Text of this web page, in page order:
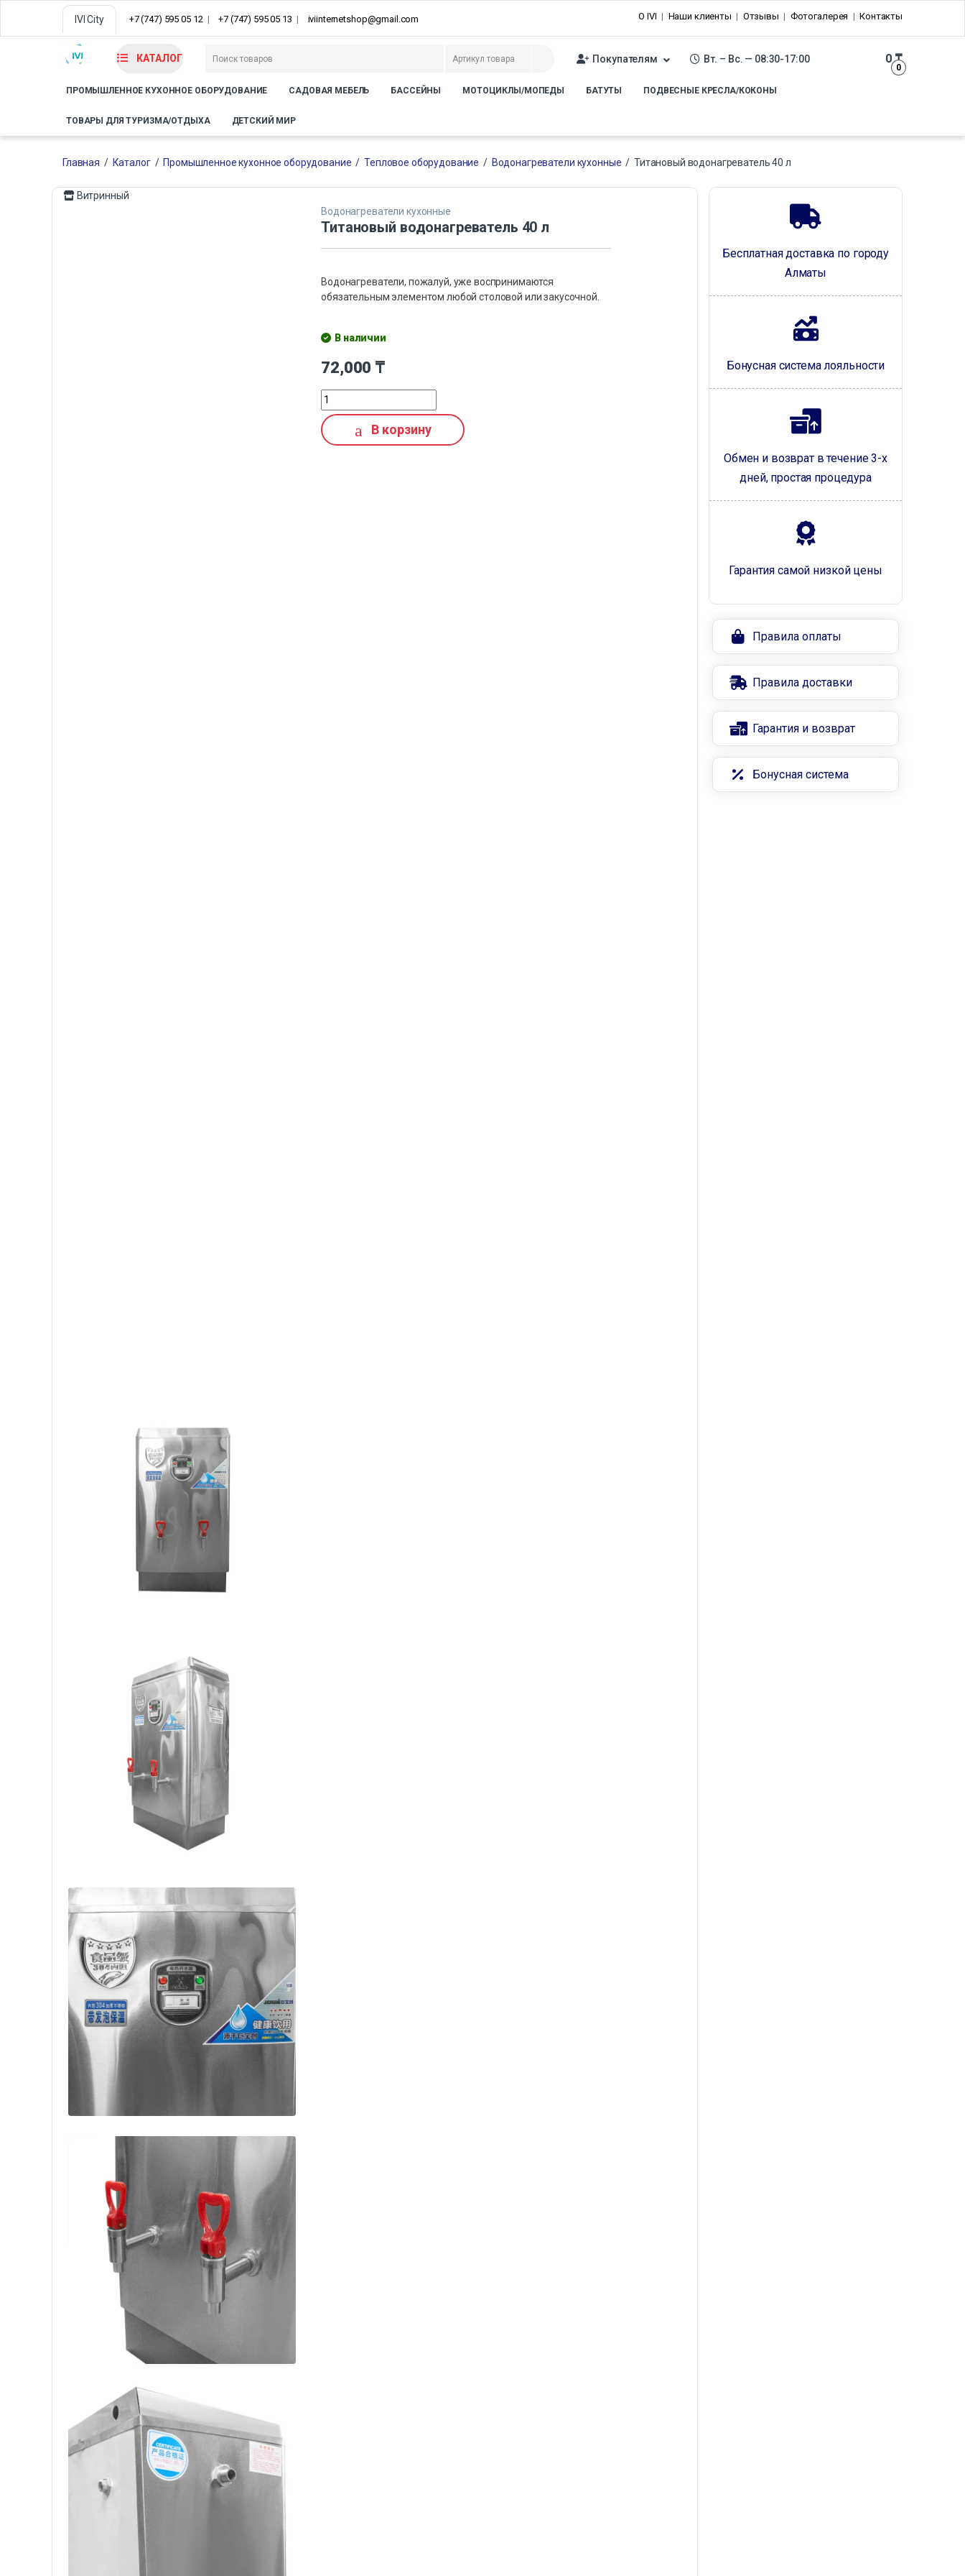
IVI City +7 (747) 595 05 12 +7 (747) 595 05 13 iviinternetshop@gmail.com О IVI Наши клиенты Отзывы Фотогалерея Контакты
КАТАЛОГ Покупателям Вт. – Вс. — 08:30-17:00
0
0₸
ПРОМЫШЛЕННОЕ КУХОННОЕ ОБОРУДОВАНИЕ САДОВАЯ МЕБЕЛЬ БАССЕЙНЫ МОТОЦИКЛЫ/МОПЕДЫ БАТУТЫ ПОДВЕСНЫЕ КРЕСЛА/КОКОНЫ
ТОВАРЫ ДЛЯ ТУРИЗМА/ОТДЫХА ДЕТСКИЙ МИР
Главная / Каталог / Промышленное кухонное оборудование / Тепловое оборудование / Водонагреватели кухонные / Титановый водонагреватель 40 л
Витринный
Водонагреватели кухонные
Титановый водонагреватель 40 л
Водонагреватели, пожалуй, уже воспринимаются
обязательным элементом любой столовой или закусочной.
В наличии
72,000 ₸
В корзину
Бесплатная доставка по городу
Алматы
Бонусная система лояльности
Обмен и возврат в течение 3-х
дней, простая процедура
Гарантия самой низкой цены
Правила оплаты
Правила доставки
Гарантия и возврат
Бонусная система